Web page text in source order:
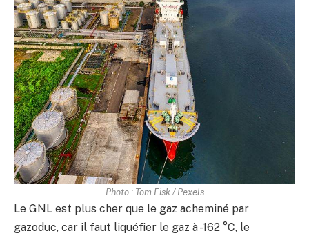
Photo : Tom Fisk / Pexels
Le GNL est plus cher que le gaz acheminé par
gazoduc, car il faut liquéfier le gaz à -162 °C, le